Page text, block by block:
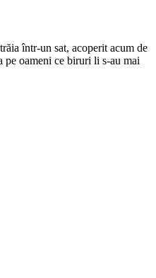
într-un sat, acoperit acum de
pe oameni ce biruri li s-au mai